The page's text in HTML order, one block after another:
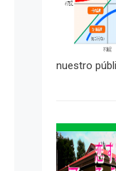
nuestro